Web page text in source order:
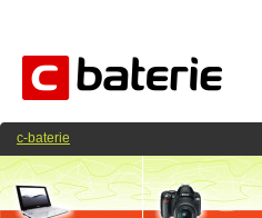
c-baterie